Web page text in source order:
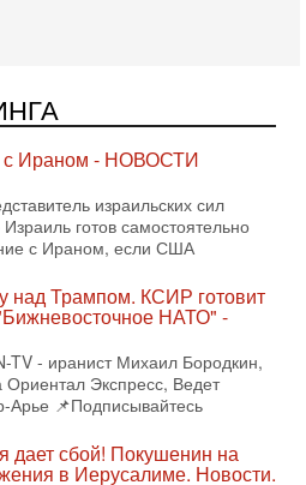
ЦАХАЛ - не игрушка!
Ирану!
Григорий Тамар, офицер
журналист, военный историк.
Гур-Арье.
удар! Россия теряет
- псих!
Намазов , историк,
Президента
. Ведет программу
ШАБАК формирует
одну из самых тревожных
Известно, что израильская
с Ираном - НОВОСТИ
израильских сил
готов самостоятельно
с Ираном, если США
над Трампом. КСИР готовит
НАТО" -
TV - иранист Михаил Бородкин,
Ориентал Экспресс, Ведет
Арье 📌Подписывайтесь
дает сбой! Покушенин на
в Иерусалиме. Новости.